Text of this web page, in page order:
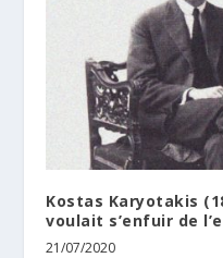
Kostas Karyotakis
voulait s’enfuir de
21/07/2020